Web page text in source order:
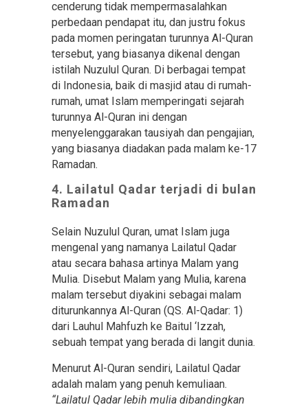
cenderung tidak mempermasalahkan
perbedaan pendapat itu, dan justru fokus
pada momen peringatan turunnya Al-Quran
tersebut, yang biasanya dikenal dengan
istilah Nuzulul Quran. Di berbagai tempat
di Indonesia, baik di masjid atau di rumah-
rumah, umat Islam memperingati sejarah
turunnya Al-Quran ini dengan
menyelenggarakan tausiyah dan pengajian,
yang biasanya diadakan pada malam ke-17
Ramadan.
4. Lailatul Qadar terjadi di bulan
Ramadan
Selain Nuzulul Quran, umat Islam juga
mengenal yang namanya Lailatul Qadar
atau secara bahasa artinya Malam yang
Mulia. Disebut Malam yang Mulia, karena
malam tersebut diyakini sebagai malam
diturunkannya Al-Quran (QS. Al-Qadar: 1)
dari Lauhul Mahfuzh ke Baitul ‘Izzah,
sebuah tempat yang berada di langit dunia.
Menurut Al-Quran sendiri, Lailatul Qadar
adalah malam yang penuh kemuliaan.
“Lailatul Qadar lebih mulia dibandingkan